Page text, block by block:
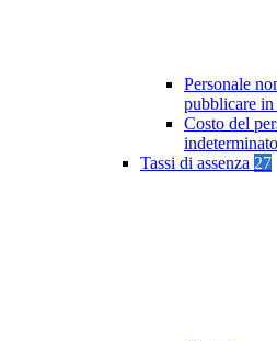
Personale
pubblicare in
Costo del
Tassi di assenza 27